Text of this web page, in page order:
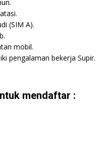
(SIM A).
mobil.
pengalaman bekerja Supir.
mendaftar :